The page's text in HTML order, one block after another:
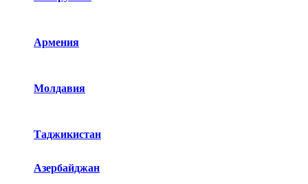
Армения
Молдавия
Таджикистан
Азербайджан